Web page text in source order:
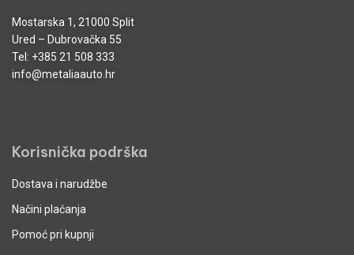
Mostarska 1, 21000 Split
Ured – Dubrovačka 55
Tel: +385 21 508 333
info@metaliaauto.hr
Korisnička podrška
Dostava i narudžbe
Načini plaćanja
Pomoć pri kupnji